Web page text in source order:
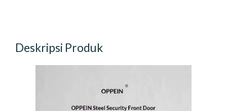
Deskripsi Produk